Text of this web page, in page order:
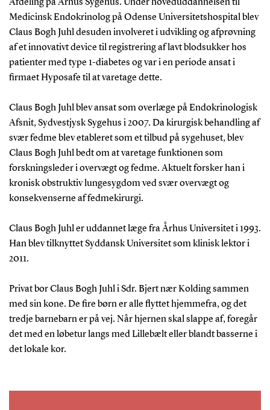
Afdeling på Århus Sygehus. Under hoveduddannelsen til
Medicinsk Endokrinolog på Odense Universitetshospital blev
Claus Bogh Juhl desuden involveret i udvikling og afprøvning
af et innovativt device til registrering af lavt blodsukker hos
patienter med type 1-diabetes og var i en periode ansat i
firmaet Hyposafe til at varetage dette.
Claus Bogh Juhl blev ansat som overlæge på Endokrinologisk
Afsnit, Sydvestjysk Sygehus i 2007. Da kirurgisk behandling af
svær fedme blev etableret som et tilbud på sygehuset, blev
Claus Bogh Juhl bedt om at varetage funktionen som
forskningsleder i overvægt og fedme. Aktuelt forsker han i
kronisk obstruktiv lungesygdom ved svær overvægt og
konsekvenserne af fedmekirurgi.
Claus Bogh Juhl er uddannet læge fra Århus Universitet i 1993.
Han blev tilknyttet Syddansk Universitet som klinisk lektor i
2011.
Privat bor Claus Bogh Juhl i Sdr. Bjert nær Kolding sammen
med sin kone. De fire børn er alle flyttet hjemmefra, og det
tredje barnebarn er på vej. Når hjernen skal slappe af, foregår
det med en løbetur langs med Lillebælt eller blandt basserne i
det lokale kor.